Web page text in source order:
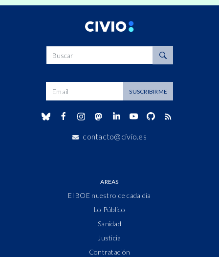
SUSCRIBIRME
contacto@civio.es
AREAS
El BOE nuestro de cada día
Lo Público
Sanidad
Justicia
Contratación